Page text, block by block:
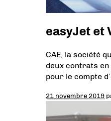
easyJet et
CAE, la société
deux contrats en
pour le compte
21 novembre 2019